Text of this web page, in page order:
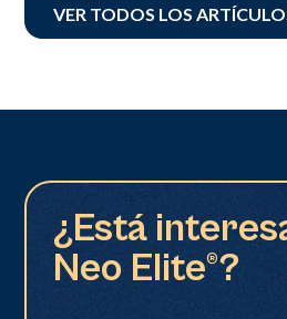
VER TODOS LOS
¿Está
Neo Elite®?